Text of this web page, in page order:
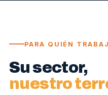
PARA QUIÉN
Su sector,
nuestro